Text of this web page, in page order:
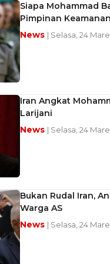
Siapa Mohammad
Pimpinan
News | Selasa, 24
Iran Angkat
Larijani
News | Selasa, 24
Bukan Rudal Iran,
Warga AS
News | Selasa, 24